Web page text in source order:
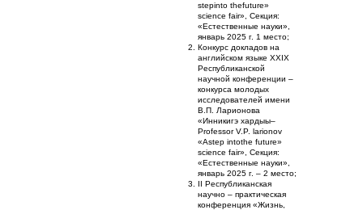
stepinto thefuture»
science fair», Секция:
«Естественные науки»,
январь 2025 г. 1 место;
Конкурс докладов на
английском языке XXIХ
Республиканской
научной конференции –
конкурса молодых
исследователей имени
В.П. Ларионова
«Инникигэ хардыы–
Professor V.P. larionov
«Astep intothe future»
science fair», Секция:
«Естественные науки»,
январь 2025 г. – 2 место;
II Республиканская
научно – практическая
конференция «Жизнь,